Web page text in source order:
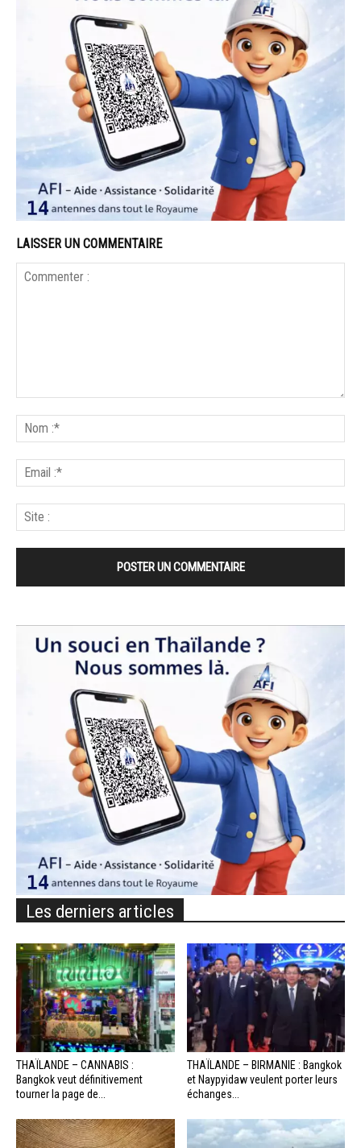
LAISSER UN COMMENTAIRE
Les derniers articles
THAÏLANDE – CANNABIS :
Bangkok veut définitivement
tourner la page de...
THAÏLANDE – BIRMANIE : Bangkok
et Naypyidaw veulent porter leurs
échanges...